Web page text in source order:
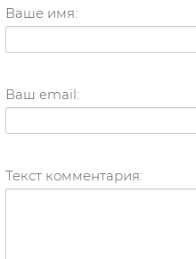
Ваше имя:
Ваш email:
Текст комментария: